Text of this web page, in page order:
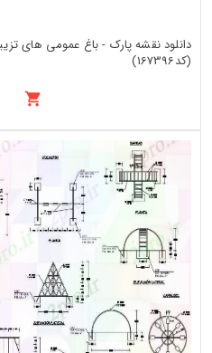
دانلود نقشه پارک - باغ عمومی های
(کد167396)